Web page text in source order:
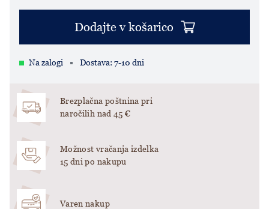
Dodajte v košarico
Na zalogi Dostava: 7-10 dni
Brezplačna poštnina pri
naročilih nad 45 €
Možnost vračanja izdelka
15 dni po nakupu
Varen nakup